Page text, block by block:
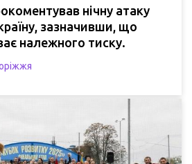
нічну атаку
зазначивши, що
належного тиску.